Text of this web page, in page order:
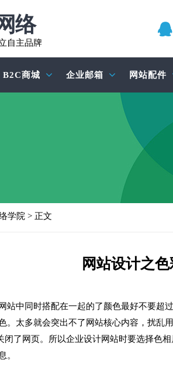
络
自主品牌
B2C商城 企业邮箱 网站配件
学院 > 正文
网站设计之
站中同时搭配在一起的了颜色最好不要超
。太多就会突出不了网站核心内容，扰乱
闭了网页。所以企业设计网站时要选择色
。